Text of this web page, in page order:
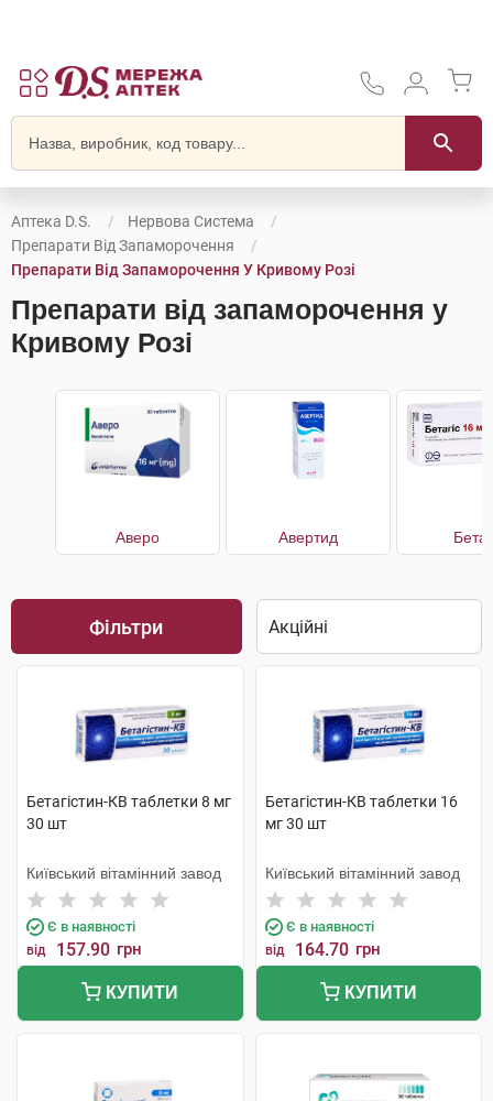
Аптека D.S.
Нервова Система
Препарати Від Запаморочення
Препарати Від Запаморочення У Кривому Розі
Препарати від запаморочення у
Кривому Розі
Аверо Авертид
Фільтри
Бетагістин-КВ таблетки 8 мг
30 шт
Київський вітамінний завод
Є в наявності
від 157.90 грн
КУПИТИ
Бетагістин-КВ таблетки 16
мг 30 шт
Київський вітамінний завод
Є в наявності
від 164.70 грн
КУПИТИ